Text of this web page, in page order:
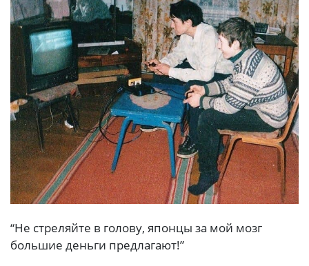
“Не стреляйте в голову, японцы за мой мозг
большие деньги предлагают!”